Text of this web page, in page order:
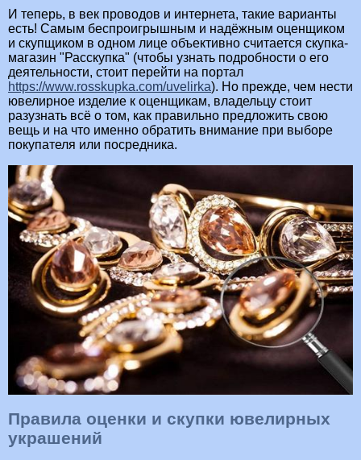
И теперь, в век проводов и интернета, такие варианты
есть! Самым беспроигрышным и надёжным оценщиком
и скупщиком в одном лице объективно считается скупка-
магазин "Расскупка" (чтобы узнать подробности о его
деятельности, стоит перейти на портал
https://www.rosskupka.com/uvelirka). Но прежде, чем нести
ювелирное изделие к оценщикам, владельцу стоит
разузнать всё о том, как правильно предложить свою
вещь и на что именно обратить внимание при выборе
покупателя или посредника.
Правила оценки и скупки ювелирных
украшений